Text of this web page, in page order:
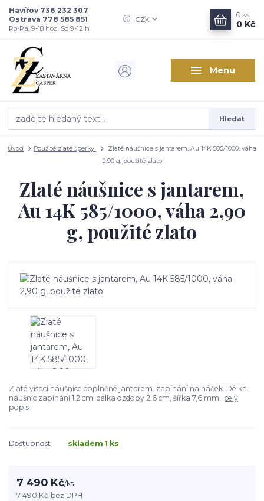
Menu
CZK
Hledat
Havířov 736 232 307
Ostrava 778 585 851
Po-Pá, 9-18 hod. So 9-12 h.
0 ks
0 Kč
Úvod Použité zlaté šperky
Zlaté náušnice s jantarem, Au 14K 585/1000, váha
2,90 g, použité zlato
Zlaté náušnice s jantarem,
Au 14K 585/1000, váha 2,90
g, použité zlato
Zlaté visací náušnice doplněné jantarem. zapínání na háček. Délka
náušnic zapínání 1,2 cm, délka ozdoby 2,6 cm, šířka 7,6 mm. celý
popis
Dostupnost skladem 1 ks
7 490 Kč/ks
7 490 Kč bez DPH